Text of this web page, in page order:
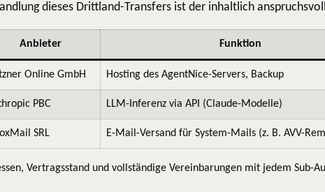
dieses Drittland-Transfers ist der inhaltlich
Anbieter Funktion
Online GmbH Hosting des AgentNice-Servers, Backup
PBC LLM-Inferenz via API (Claude-Modelle)
SRL E-Mail-Versand für System-Mails (z. B. AVV-
Vertragsstand und vollständige Vereinbarungen mit jedem